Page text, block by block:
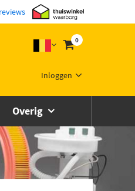
0
Inloggen
Overig